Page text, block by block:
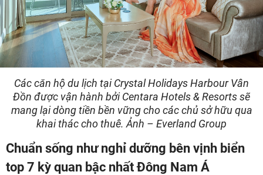
Các căn hộ du lịch tại Crystal Holidays Harbour Vân
Đồn được vận hành bởi Centara Hotels & Resorts sẽ
mang lại dòng tiền bền vững cho các chủ sở hữu qua
khai thác cho thuê. Ảnh – Everland Group
Chuẩn sống như nghỉ dưỡng bên vịnh biển
top 7 kỳ quan bậc nhất Đông Nam Á